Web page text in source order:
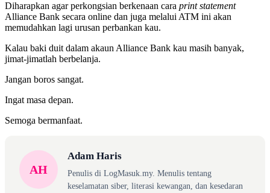
Diharapkan agar perkongsian berkenaan cara print statement
Alliance Bank secara online dan juga melalui ATM ini akan
memudahkan lagi urusan perbankan kau.
Kalau baki duit dalam akaun Alliance Bank kau masih banyak,
jimat-jimatlah berbelanja.
Jangan boros sangat.
Ingat masa depan.
Semoga bermanfaat.
AH
Adam Haris
Penulis di LogMasuk.my. Menulis tentang
keselamatan siber, literasi kewangan, dan kesedaran